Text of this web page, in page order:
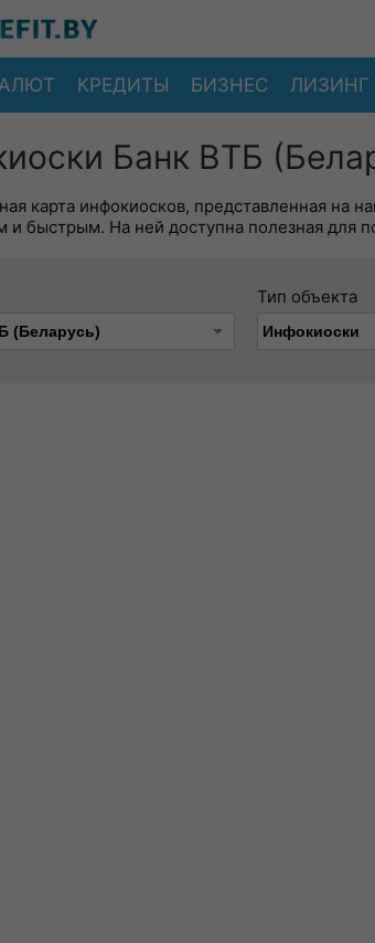
КРЕДИТЫ БИЗНЕС ЛИЗИНГ
Банк ВТБ
карта инфокиосков, представленная на
и быстрым. На ней доступна полезная для
Тип объекта